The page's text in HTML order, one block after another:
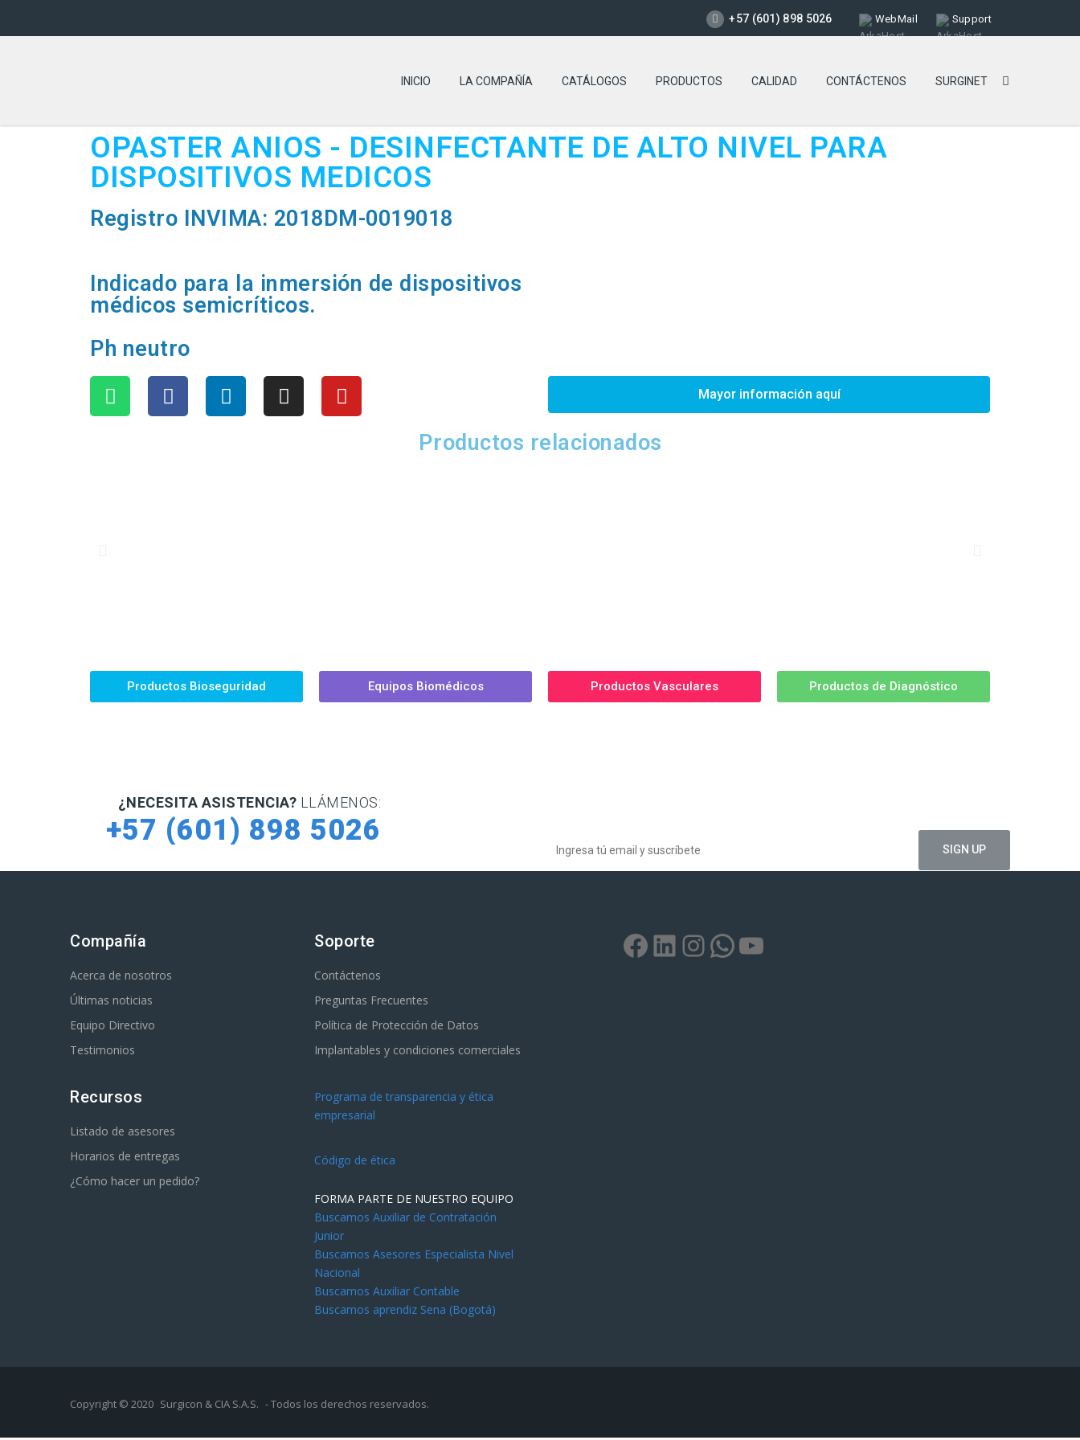
+57 (601) 898 5026 WebMail Support
INICIO LA COMPAÑÍA CATÁLOGOS PRODUCTOS CALIDAD CONTÁCTENOS SURGINET
OPASTER ANIOS - DESINFECTANTE DE ALTO NIVEL PARA
DISPOSITIVOS MEDICOS
Registro INVIMA: 2018DM-0019018
Indicado para la inmersión de dispositivos
médicos semicríticos.
Ph neutro
Mayor información aquí
Productos relacionados
Productos Bioseguridad Equipos Biomédicos Productos Vasculares Productos de Diagnóstico
¿NECESITA ASISTENCIA? LLÁMENOS:
+57 (601) 898 5026
Compañía
Acerca de nosotros
Últimas noticias
Equipo Directivo
Testimonios
Recursos
Listado de asesores
Horarios de entregas
¿Cómo hacer un pedido?
Soporte
Contáctenos
Preguntas Frecuentes
Política de Protección de Datos
Implantables y condiciones comerciales
Programa de transparencia y ética
empresarial
Código de ética
FORMA PARTE DE NUESTRO EQUIPO
Buscamos Auxiliar de Contratación
Junior
Buscamos Asesores Especialista Nivel
Nacional
Buscamos Auxiliar Contable
Buscamos aprendiz Sena (Bogotá)
Copyright © 2020 Surgicon & CIA S.A.S. - Todos los derechos reservados.